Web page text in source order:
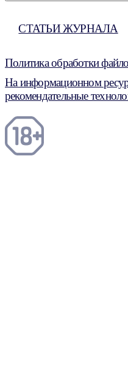
СТАТЬИ ЖУРНАЛА
Политика обработки
На информационном
рекомендательные